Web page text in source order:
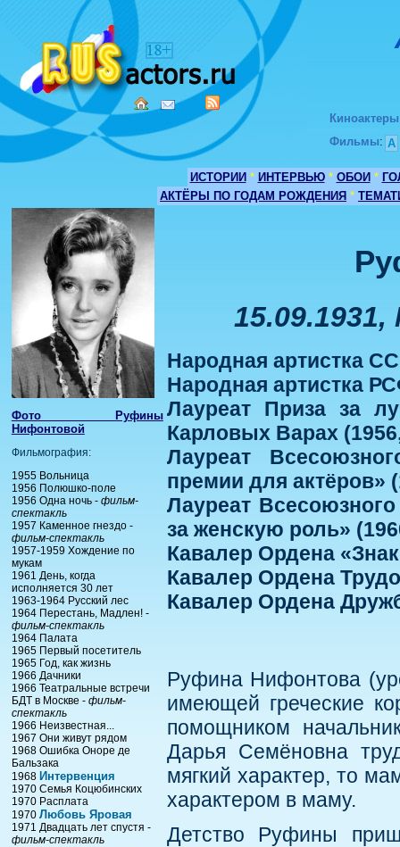
Киноактеры
Фильмы: А
ИСТОРИИ * ИНТЕРВЬЮ * ОБОИ *
АКТЁРЫ ПО ГОДАМ РОЖДЕНИЯ *
Фото Руфины
Нифонтовой
Фильмография:
1955 Вольница
1956 Полюшко-поле
1956 Одна ночь - фильм-
спектакль
1957 Каменное гнездо -
фильм-спектакль
1957-1959 Хождение по
мукам
1961 День, когда
исполняется 30 лет
1963-1964 Русский лес
1964 Перестань, Мадлен! -
фильм-спектакль
1964 Палата
1965 Первый посетитель
1965 Год, как жизнь
1966 Дачники
1966 Театральные встречи
БДТ в Москве - фильм-
спектакль
1966 Неизвестная...
1967 Они живут рядом
1968 Ошибка Оноре де
Бальзака
1968 Интервенция
1970 Семья Коцюбинских
1970 Расплата
1970 Любовь Яровая
1971 Двадцать лет спустя -
фильм-спектакль
Народная артистка
Народная артистка
Лауреат Приза за
Карловых Варах
Лауреат
премии для актёров»
Лауреат
за женскую роль»
Кавалер Ордена
Кавалер Ордена
Кавалер Ордена
Руфина Нифонтова
имеющей греческие
помощником
Дарья Семёновна
мягкий характер, то
характером в маму.
Детство Руфины